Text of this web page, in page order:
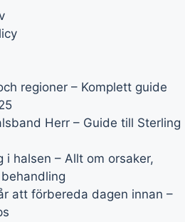
regioner – Komplett guide
Herr – Guide till Sterling
i halsen – Allt om orsaker,
att förbereda dagen innan –